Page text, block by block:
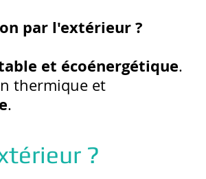
par l'extérieur ?
et écoénergétique.
thermique et
.
?